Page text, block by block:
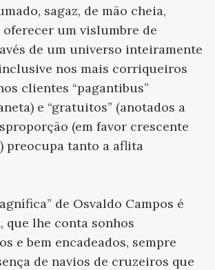
sagaz, de mão cheia,
oferecer um vislumbre de
de um universo inteiramente
nos mais corriqueiros
clientes “pagantibus”
e “gratuitos” (anotados a
(em favor crescente
preocupa tanto a aflita
de Osvaldo Campos é
que lhe conta sonhos
e bem encadeados, sempre
de navios de cruzeiros que